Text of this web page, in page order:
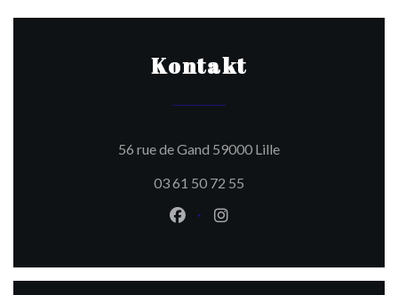
Kontakt
56 rue de Gand 59000 Lille((öffnet ein neues
03 61 50 72 55
Facebook ((öffnet ein neues
Instagram ((öffnet ein